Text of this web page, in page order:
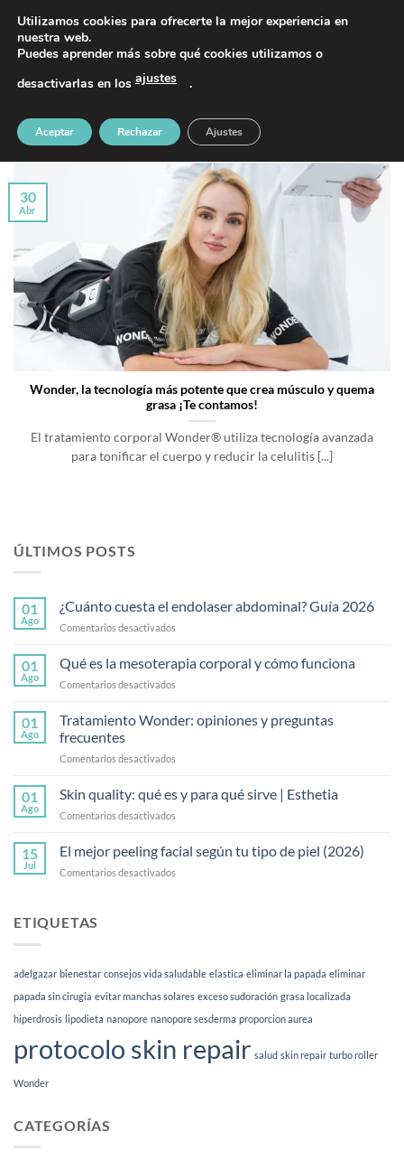
contenido
PIDE TU CITA AL TELÉFONO 637 42 97 25
ARCHIVOS DE ETIQUETAS:
ÚLTIMOS POSTS
01
Ago
¿Cuánto cuesta el endolaser abdominal? Guía 2026
Comentarios desactivados
cuesta
el
endolaser
Guía
01
Ago
Qué es la mesoterapia corporal y cómo funciona
Comentarios desactivados
es
corporal
cómo
01
Ago
Tratamiento Wonder: opiniones y preguntas
frecuentes
Comentarios desactivados
opiniones
y
frecuentes
01
Ago
Skin quality: qué es y para qué sirve | Esthetia
Comentarios desactivados
quality:
es
Esthetia
15
Jul
El mejor peeling facial según tu tipo de piel (2026)
Comentarios desactivados
tipo
de
(2026)
ETIQUETAS
adelgazar bienestar consejos vida saludable elastica eliminar la papada eliminar
papada sin cirugia evitar manchas solares exceso sudoración grasa localizada
hiperdrosis lipodieta nanopore nanopore sesderma proporcion aurea
protocolo skin repair salud skin repair turbo roller
Wonder
CATEGORÍAS
Wonder, la tecnología más potente que crea músculo y quema
grasa ¡Te contamos!
El tratamiento corporal Wonder® utiliza tecnología avanzada
para tonificar el cuerpo y reducir la celulitis [...]
30
Abr
Utilizamos cookies para ofrecerte la mejor experiencia en
nuestra web.
Puedes aprender más sobre qué cookies utilizamos o
desactivarlas en los ajustes .
Aceptar Rechazar Ajustes